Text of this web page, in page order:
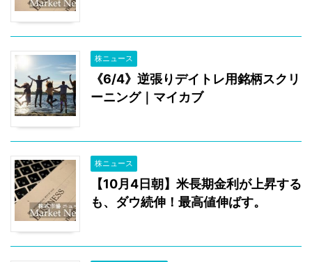
株ニュース
《6/4》逆張りデイトレ用銘柄スクリ
ーニング｜マイカブ
株ニュース
【10月4日朝】米長期金利が上昇する
も、ダウ続伸！最高値伸ばす。